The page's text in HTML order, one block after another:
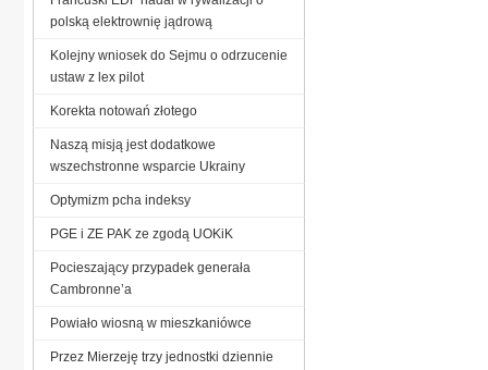
polską elektrownię jądrową
Kolejny wniosek do Sejmu o odrzucenie
ustaw z lex pilot
Korekta notowań złotego
Naszą misją jest dodatkowe
wszechstronne wsparcie Ukrainy
Optymizm pcha indeksy
PGE i ZE PAK ze zgodą UOKiK
Pocieszający przypadek generała
Cambronne’a
Powiało wiosną w mieszkaniówce
Przez Mierzeję trzy jednostki dziennie